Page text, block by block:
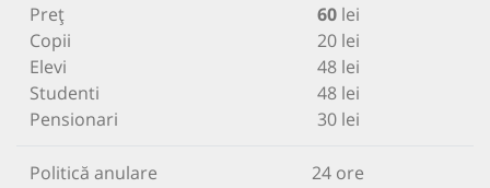
Preț
Copii
Elevi
Studenti
Pensionari
60lei
20 lei
48 lei
48 lei
30 lei
Politică anulare 24 ore